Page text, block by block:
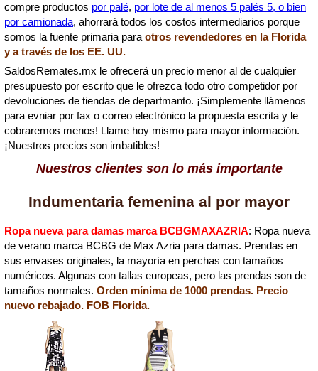
compre productos por palé, por lote de al menos 5 palés 5, o bien
por camionada, ahorrará todos los costos intermediarios porque
somos la fuente primaria para otros revendedores en la Florida
y a través de los EE. UU.
SaldosRemates.mx le ofrecerá un precio menor al de cualquier
presupuesto por escrito que le ofrezca todo otro competidor por
devoluciones de tiendas de departmanto. ¡Simplemente llámenos
para evniar por fax o correo electrónico la propuesta escrita y le
cobraremos menos! Llame hoy mismo para mayor información.
¡Nuestros precios son imbatibles!
Nuestros clientes son lo más importante
Indumentaria femenina al por mayor
Ropa nueva para damas marca BCBGMAXAZRIA: Ropa nueva
de verano marca BCBG de Max Azria para damas. Prendas en
sus envases originales, la mayoría en perchas con tamaños
numéricos. Algunas con tallas europeas, pero las prendas son de
tamaños normales. Orden mínima de 1000 prendas. Precio
nuevo rebajado. FOB Florida.